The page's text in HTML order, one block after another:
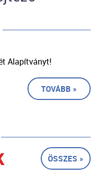
Alapítványt!
TOVÁBB »
ÖSSZES »